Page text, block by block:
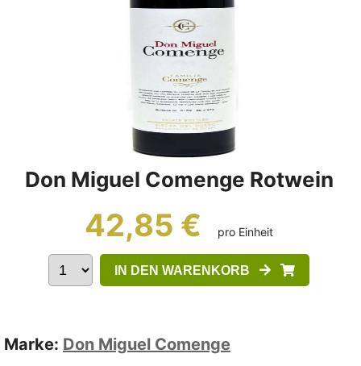
Don Miguel Comenge Rotwein
42,85 € pro Einheit
IN DEN WARENKORB
Marke: Don Miguel Comenge